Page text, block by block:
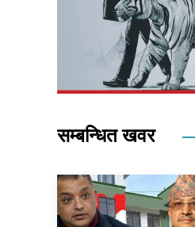
सम्बन्धित खवर